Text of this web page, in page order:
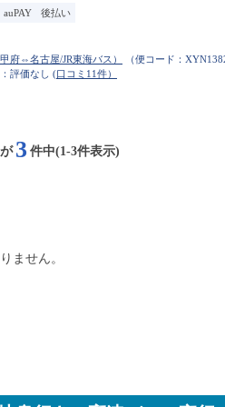
（便コード：
評価なし (口コミ11件）
auPAY 後払い
3 件中(1-3件表示)
ません。